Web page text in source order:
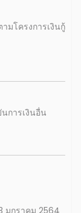
มโครงการเงินกู้
การเงินอื่น
มกราคม 2564